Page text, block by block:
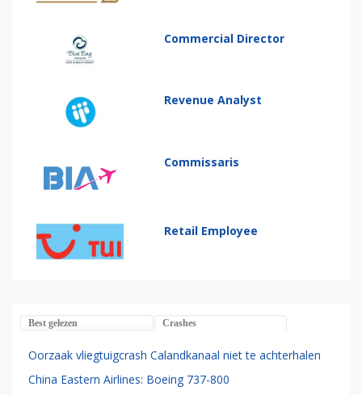
Commercial Director
Revenue Analyst
Commissaris
Retail Employee
Best gelezen Crashes
Oorzaak vliegtuigcrash Calandkanaal niet te achterhalen
China Eastern Airlines: Boeing 737-800